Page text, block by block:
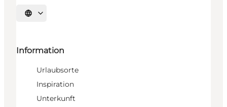
Sprache auswählen
Information
Urlaubsorte
Inspiration
Unterkunft